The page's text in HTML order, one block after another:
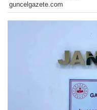
guncelgazete.com